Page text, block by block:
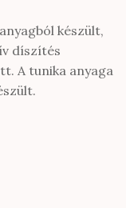
készült,
díszítés
A tunika anyaga